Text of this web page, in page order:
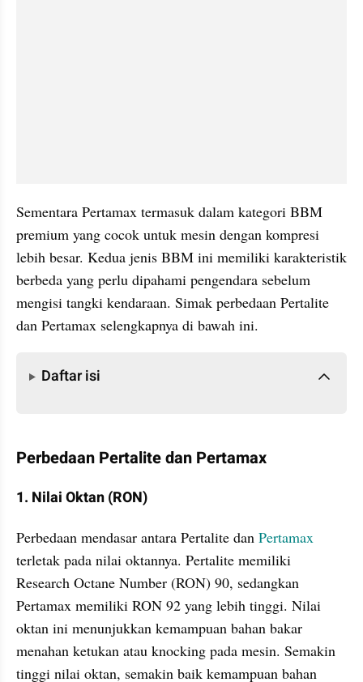
Sementara Pertamax termasuk dalam kategori BBM
premium yang cocok untuk mesin dengan kompresi
lebih besar. Kedua jenis BBM ini memiliki karakteristik
berbeda yang perlu dipahami pengendara sebelum
mengisi tangki kendaraan. Simak perbedaan Pertalite
dan Pertamax selengkapnya di bawah ini.
Daftar isi
Perbedaan Pertalite dan Pertamax
1. Nilai Oktan (RON)
Perbedaan mendasar antara Pertalite dan
terletak pada nilai oktannya. Pertalite memiliki
Research Octane Number (RON) 90, sedangkan
Pertamax memiliki RON 92 yang lebih tinggi. Nilai
oktan ini menunjukkan kemampuan bahan bakar
menahan ketukan atau knocking pada mesin. Semakin
tinggi nilai oktan, semakin baik kemampuan bahan